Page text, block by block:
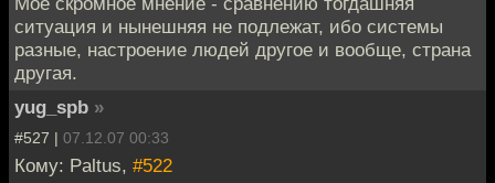
ситуация и нынешняя не подлежат, ибо системы
разные, настроение людей другое и вообще, страна
другая.
yug_spb »
#527 | 07.12.07 00:33
Кому: Paltus, #522